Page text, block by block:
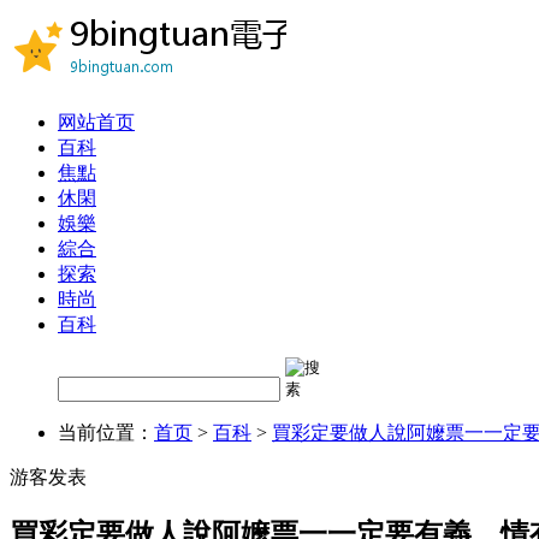
网站首页
百科
焦點
休閑
娛樂
綜合
探索
時尚
百科
当前位置： 首页 > 百科 > 買彩定要做人說阿嬤票一一定
游客发表